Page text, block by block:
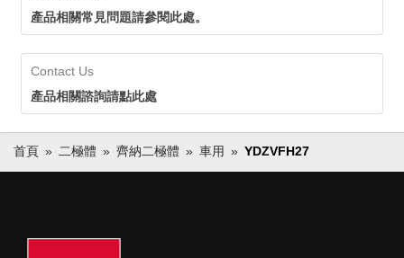
產品相關常見問題請參閱此處。
Contact Us
產品相關諮詢請點此處
首頁 二極體 齊納二極體 車用 YDZVFH27